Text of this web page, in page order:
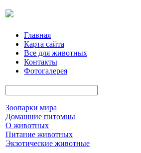
Главная
Карта сайта
Все для животных
Контакты
Фотогалерея
Зоопарки мира
Домашние питомцы
О животных
Питание животных
Экзотические животные